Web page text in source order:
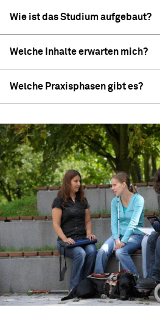
Wie ist das Studium aufgebaut?
Welche Inhalte erwarten mich?
Welche Praxisphasen gibt es?